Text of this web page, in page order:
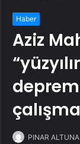
Haber
Aziz
PINAR ALTUNA